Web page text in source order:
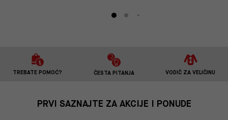
TREBATE POMOĆ? ČESTA PITANJA VODIČ ZA VELIČINU
PRVI SAZNAJTE ZA AKCIJE I PONUDE